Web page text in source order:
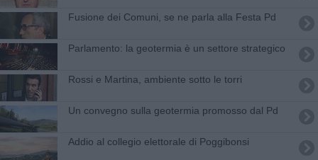
Fusione dei Comuni, se ne parla alla Festa Pd
Parlamento: la geotermia è un settore strategico
Rossi e Martina, ambiente sotto le torri
Un convegno sulla geotermia promosso dal Pd
Addio al collegio elettorale di Poggibonsi